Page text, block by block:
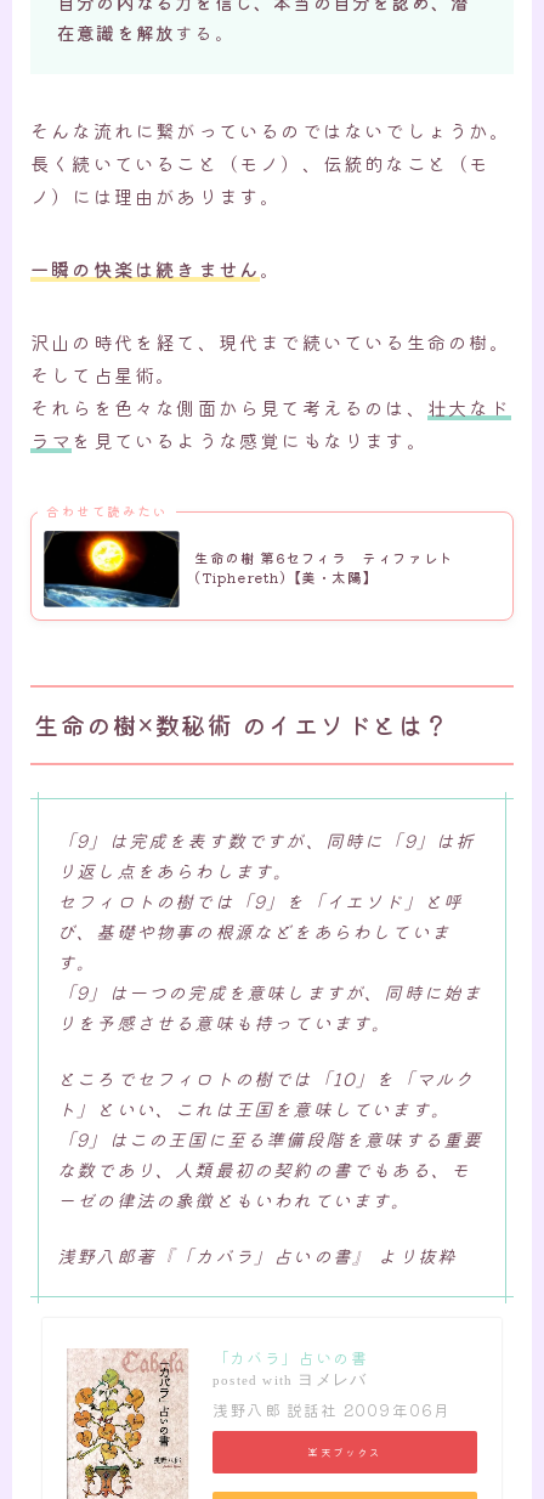
在意識を解放する。
そんな流れに繋がっているのではないでしょうか。
長く続いていること（モノ）、伝統的なこと（モ
ノ）には理由があります。
一瞬の快楽は続きません。
沢山の時代を経て、現代まで続いている生命の樹。
そして占星術。
それらを色々な側面から見て考えるのは、 壮大なド
ラマ を見ているような感覚にもなります。
合わせて読みたい
生命の樹 第6セフィラ ティファレト
(Tiphereth)【美・太陽】
生命の樹×数秘術 のイエソドとは？
「9」は完成を表す数ですが、同時に「9」は折
り返し点をあらわします。
セフィロトの樹では「9」を「イエソド」と呼
び、基礎や物事の根源などをあらわしていま
す。
「9」は一つの完成を意味しますが、同時に始ま
りを予感させる意味も持っています。
ところでセフィロトの樹では「10」を「マルク
ト」といい、これは王国を意味しています。
「9」はこの王国に至る準備段階を意味する重要
な数であり、人類最初の契約の書でもある、モ
ーゼの律法の象徴ともいわれています。
浅野八郎著『「カバラ」占いの書』 より抜粋
「カバラ」占いの書
posted with ヨメレバ
浅野八郎 説話社 2009年06月
楽天ブックス